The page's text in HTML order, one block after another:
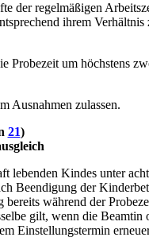
der regelmäßigen
ihrem
um höchstens
Ausnahmen zulassen.
21)
Kindes unter
Beendigung der
während der
gilt, wenn die
Einstellungstermin